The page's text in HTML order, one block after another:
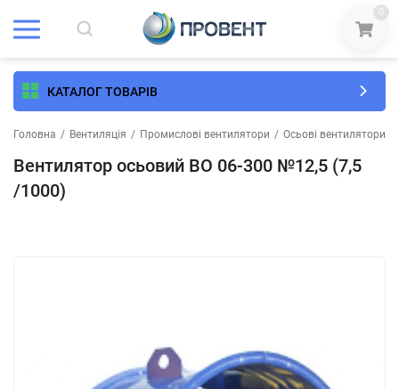
0
КАТАЛОГ ТОВАРІВ
Головна / Вентиляція / Промислові вентилятори / Осьові вентилятори
Вентилятор осьовий ВО 06-300 №12,5 (7,5
/1000)